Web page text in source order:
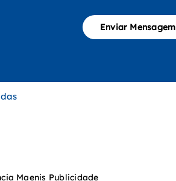
Enviar Mensagem
Maenis Publicidade